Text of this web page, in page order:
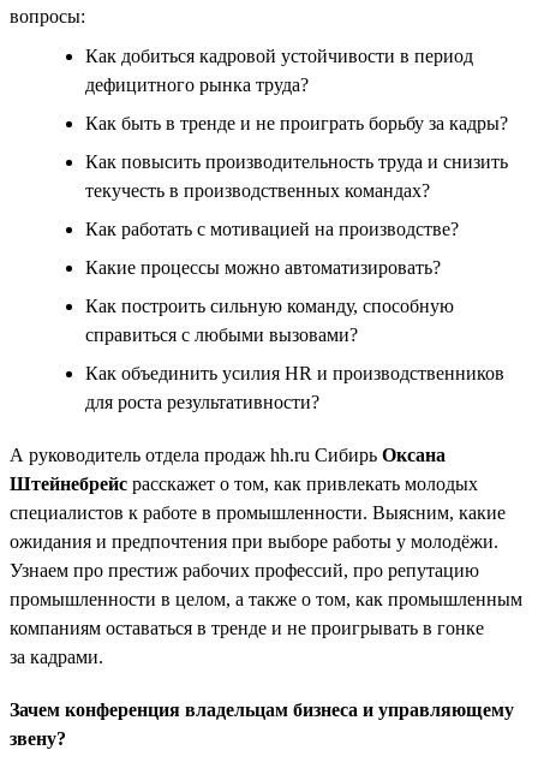
вопросы:
Как добиться кадровой устойчивости в период
дефицитного рынка труда?
Как быть в тренде и не проиграть борьбу за кадры?
Как повысить производительность труда и снизить
текучесть в производственных командах?
Как работать с мотивацией на производстве?
Какие процессы можно автоматизировать?
Как построить сильную команду, способную
справиться с любыми вызовами?
Как объединить усилия HR и производственников
для роста результативности?
А руководитель отдела продаж hh.ru Сибирь Оксана
Штейнебрейс расскажет о том, как привлекать молодых
специалистов к работе в промышленности. Выясним, какие
ожидания и предпочтения при выборе работы у молодёжи.
Узнаем про престиж рабочих профессий, про репутацию
промышленности в целом, а также о том, как промышленным
компаниям оставаться в тренде и не проигрывать в гонке
за кадрами.
Зачем конференция владельцам бизнеса и управляющему
звену?